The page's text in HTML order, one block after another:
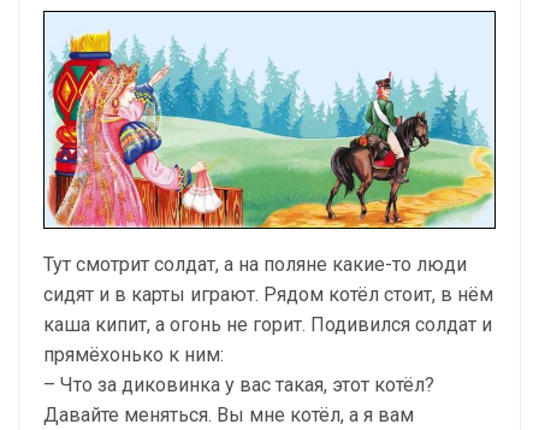
Тут смотрит солдат, а на поляне какие-то люди
сидят и в карты играют. Рядом котёл стоит, в нём
каша кипит, а огонь не горит. Подивился солдат и
прямёхонько к ним:
– Что за диковинка у вас такая, этот котёл?
Давайте меняться. Вы мне котёл, а я вам